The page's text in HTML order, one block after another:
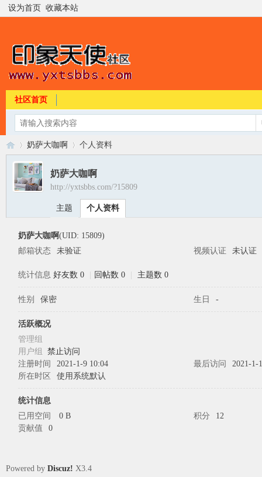
设为首页 收藏本站
社区首页
›
奶萨大咖啊 个人资料
奶萨大咖啊
http://yxtsbbs.com/?15809
主题 个人资料
奶萨大咖啊(UID: 15809)
邮箱状态
未验证 视频认证 未认证
统计信息 好友数 0 回帖数 0 主题数 0
性别 保密 生日 -
活跃概况
管理组
用户组 禁止访问
注册时间
2021-1-9 10:04 最后访问
2021-1-
所在时区
使用系统默认
统计信息
已用空间
0 B 积分
12
贡献值
0
Powered by Discuz! X3.4